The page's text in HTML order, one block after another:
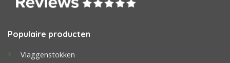
Populaire producten
Vlaggenstokken